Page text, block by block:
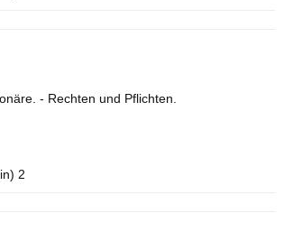
- Rechten und Pflichten.
2